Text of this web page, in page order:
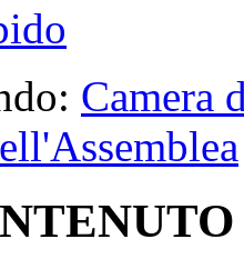
Camera